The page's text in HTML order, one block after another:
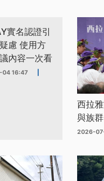
實名認證引
慮 使用方
內容一次看
16:47
西拉
與族
2026-